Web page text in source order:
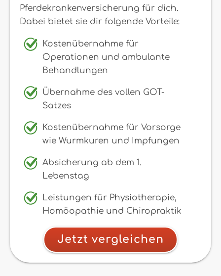
Pferdekrankenversicherung für dich.
Dabei bietet sie dir folgende Vorteile:
Kostenübernahme für
Operationen und ambulante
Behandlungen
Übernahme des vollen GOT-
Satzes
Kostenübernahme für Vorsorge
wie Wurmkuren und Impfungen
Absicherung ab dem 1.
Lebenstag
Leistungen für Physiotherapie,
Homöopathie und Chiropraktik
Jetzt vergleichen